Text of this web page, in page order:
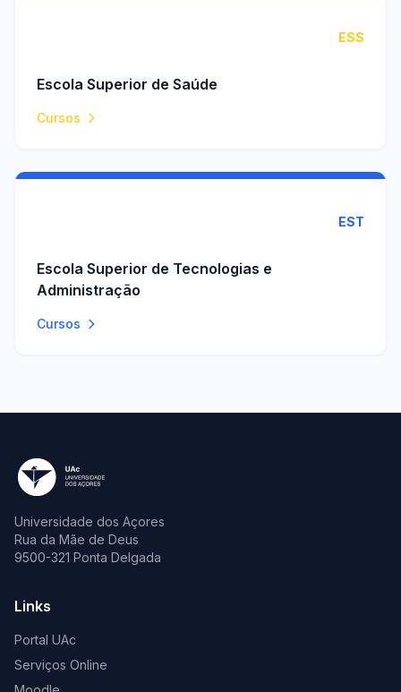
ESS
Escola Superior de Saúde
Cursos
EST
Escola Superior de Tecnologias e
Administração
Cursos
Universidade dos Açores
Rua da Mãe de Deus
9500-321 Ponta Delgada
Links
Portal UAc
Serviços Online